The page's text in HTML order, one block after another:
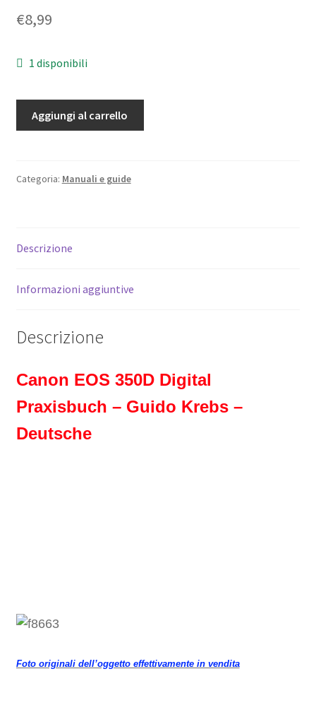
€8,99
1 disponibili
Praxisbuch
-
quantità
Aggiungi al carrello
Categoria: Manuali e guide
Descrizione
Informazioni aggiuntive
Descrizione
Canon EOS 350D Digital
Praxisbuch – Guido Krebs –
Deutsche
Foto originali dell’oggetto effettivamente in vendita